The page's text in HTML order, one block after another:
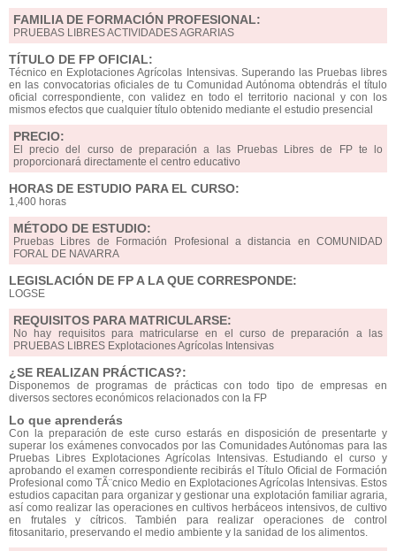
FAMILIA DE FORMACIÓN PROFESIONAL:
PRUEBAS LIBRES ACTIVIDADES AGRARIAS
TÍTULO DE FP OFICIAL:
Técnico en Explotaciones Agrícolas Intensivas. Superando las Pruebas libres
en las convocatorias oficiales de tu Comunidad Autónoma obtendrás el título
oficial correspondiente, con validez en todo el territorio nacional y con los
mismos efectos que cualquier título obtenido mediante el estudio presencial
PRECIO:
El precio del curso de preparación a las Pruebas Libres de FP te lo
proporcionará directamente el centro educativo
HORAS DE ESTUDIO PARA EL CURSO:
1,400 horas
MÉTODO DE ESTUDIO:
Pruebas Libres de Formación Profesional a distancia en COMUNIDAD
FORAL DE NAVARRA
LEGISLACIÓN DE FP A LA QUE CORRESPONDE:
LOGSE
REQUISITOS PARA MATRICULARSE:
No hay requisitos para matricularse en el curso de preparación a las
PRUEBAS LIBRES Explotaciones Agrícolas Intensivas
¿SE REALIZAN PRÁCTICAS?:
Disponemos de programas de prácticas con todo tipo de empresas en
diversos sectores económicos relacionados con la FP
Lo que aprenderás
Con la preparación de este curso estarás en disposición de presentarte y
superar los exámenes convocados por las Comunidades Autónomas para las
Pruebas Libres Explotaciones Agrícolas Intensivas. Estudiando el curso y
aprobando el examen correspondiente recibirás el Título Oficial de Formación
Profesional como TÃ¨cnico Medio en Explotaciones Agrícolas Intensivas. Estos
estudios capacitan para organizar y gestionar una explotación familiar agraria,
así como realizar las operaciones en cultivos herbáceos intensivos, de cultivo
en frutales y cítricos. También para realizar operaciones de control
fitosanitario, preservando el medio ambiente y la sanidad de los alimentos.